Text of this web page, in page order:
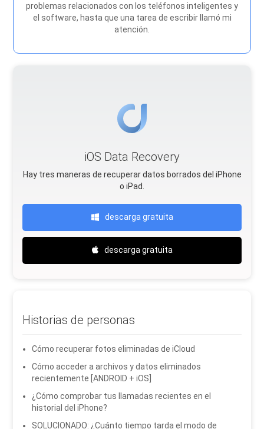
problemas relacionados con los teléfonos inteligentes y
el software, hasta que una tarea de escribir llamó mi
atención.
iOS Data Recovery
Hay tres maneras de recuperar datos borrados del iPhone
o iPad.
descarga gratuita
descarga gratuita
Historias de personas
Cómo recuperar fotos eliminadas de iCloud
Cómo acceder a archivos y datos eliminados
recientemente [ANDROID + iOS]
¿Cómo comprobar tus llamadas recientes en el
historial del iPhone?
SOLUCIONADO: ¿Cuánto tiempo tarda el modo de